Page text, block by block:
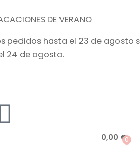
DE VERANO
pedidos hasta el 23 de agosto
24 de agosto.
0,00 €0